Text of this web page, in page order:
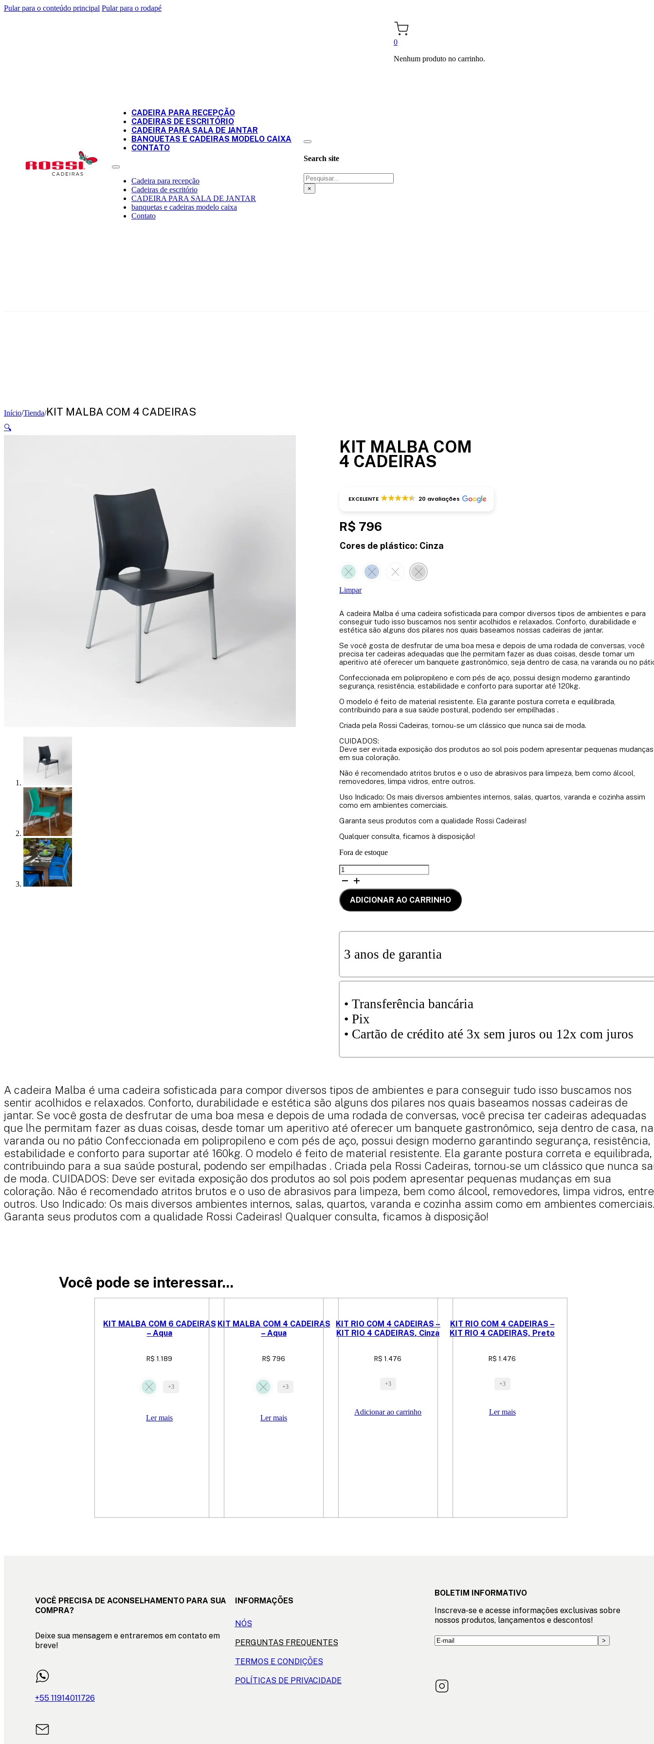
Pular para o conteúdo principal Pular para o rodapé
CADEIRA PARA RECEPÇÃO
CADEIRAS DE ESCRITÓRIO
CADEIRA PARA SALA DE JANTAR
BANQUETAS E CADEIRAS MODELO CAIXA
CONTATO
Cadeira para recepção
Cadeiras de escritório
CADEIRA PARA SALA DE JANTAR
banquetas e cadeiras modelo caixa
Contato
Search site
Pesquisar
×
0
Nenhum produto no carrinho.
Início/Tienda/KIT MALBA COM 4 CADEIRAS
🔍
KIT MALBA COM
4 CADEIRAS
EXCELENTE 20 avaliações
R$ 796
Cores de plástico: Cinza
Limpar
A cadeira Malba é uma cadeira sofisticada para compor diversos tipos de ambientes e para
conseguir tudo isso buscamos nos sentir acolhidos e relaxados. Conforto, durabilidade e
estética são alguns dos pilares nos quais baseamos nossas cadeiras de jantar.
Se você gosta de desfrutar de uma boa mesa e depois de uma rodada de conversas, você
precisa ter cadeiras adequadas que lhe permitam fazer as duas coisas, desde tomar um
aperitivo até oferecer um banquete gastronômico, seja dentro de casa, na varanda ou no
Confeccionada em polipropileno e com pés de aço, possui design moderno garantindo
segurança, resistência, estabilidade e conforto para suportar até 120kg.
O modelo é feito de material resistente. Ela garante postura correta e equilibrada,
contribuindo para a sua saúde postural, podendo ser empilhadas .
Criada pela Rossi Cadeiras, tornou-se um clássico que nunca sai de moda.
CUIDADOS:
Deve ser evitada exposição dos produtos ao sol pois podem apresentar pequenas mudanças
em sua coloração.
Não é recomendado atritos brutos e o uso de abrasivos para limpeza, bem como álcool,
removedores, limpa vidros, entre outros.
Uso Indicado: Os mais diversos ambientes internos, salas, quartos, varanda e cozinha assim
como em ambientes comerciais.
Garanta seus produtos com a qualidade Rossi Cadeiras!
Qualquer consulta, ficamos à disposição!
Fora de estoque
KIT
MALBA
COM
4
CADEIRAS
quantidade
ADICIONAR AO CARRINHO
3 anos de garantia
•⁠⁠ Transferência bancária
⁠⁠•⁠ Pix
•⁠ ⁠Cartão de crédito até 3x sem juros ou 12x com juros
A cadeira Malba é uma cadeira sofisticada para compor diversos tipos de ambientes e para conseguir tudo isso buscamos nos
sentir acolhidos e relaxados. Conforto, durabilidade e estética são alguns dos pilares nos quais baseamos nossas cadeiras de
jantar. Se você gosta de desfrutar de uma boa mesa e depois de uma rodada de conversas, você precisa ter cadeiras adequadas
que lhe permitam fazer as duas coisas, desde tomar um aperitivo até oferecer um banquete gastronômico, seja dentro de casa, na
varanda ou no pátio Confeccionada em polipropileno e com pés de aço, possui design moderno garantindo segurança, resistência,
estabilidade e conforto para suportar até 160kg. O modelo é feito de material resistente. Ela garante postura correta e equilibrada,
contribuindo para a sua saúde postural, podendo ser empilhadas . Criada pela Rossi Cadeiras, tornou-se um clássico que nunca
de moda. CUIDADOS: Deve ser evitada exposição dos produtos ao sol pois podem apresentar pequenas mudanças em sua
coloração. Não é recomendado atritos brutos e o uso de abrasivos para limpeza, bem como álcool, removedores, limpa vidros, entre
outros. Uso Indicado: Os mais diversos ambientes internos, salas, quartos, varanda e cozinha assim como em ambientes comerciais.
Garanta seus produtos com a qualidade Rossi Cadeiras! Qualquer consulta, ficamos à disposição!
Você pode se interessar...
KIT MALBA COM 6 CADEIRAS
– Aqua
R$ 1.189
+3
Ler mais
KIT MALBA COM 4 CADEIRAS
– Aqua
R$ 796
+3
Ler mais
KIT RIO COM 4 CADEIRAS –
KIT RIO 4 CADEIRAS, Cinza
R$ 1.476
+3
Adicionar ao carrinho
KIT RIO COM 4 CADEIRAS –
KIT RIO 4 CADEIRAS, Preto
R$ 1.476
+3
Ler mais
VOCÊ PRECISA DE ACONSELHAMENTO PARA SUA
COMPRA?
Deixe sua mensagem e entraremos em contato em
breve!
+55 11914011726
INFORMAÇÕES
NÓS
PERGUNTAS FREQUENTES
TERMOS E CONDIÇÕES
POLÍTICAS DE PRIVACIDADE
BOLETIM INFORMATIVO
Inscreva-se e acesse informações exclusivas sobre
nossos produtos, lançamentos e descontos!
>